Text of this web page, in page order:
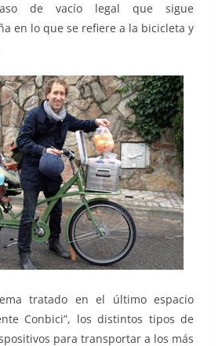
de vacío legal que sigue
en lo que se refiere a la bicicleta y
tratado en el último espacio
Conbici”, los distintos tipos de
para transportar a los más